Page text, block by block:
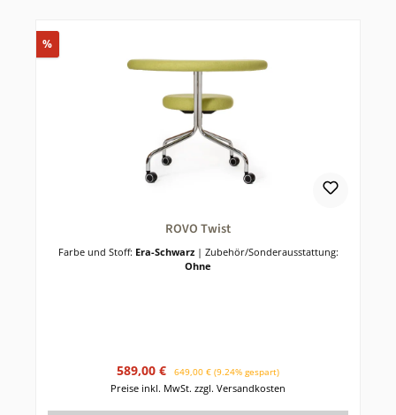
%Rabatt
ROVO Twist
Farbe und Stoff: Era-Schwarz | Zubehör/Sonderausstattung:
Ohne
Verkaufspreis:
589,00 € Regulärer Preis:
649,00 € (9.24% gespart)
Preise inkl. MwSt. zzgl. Versandkosten